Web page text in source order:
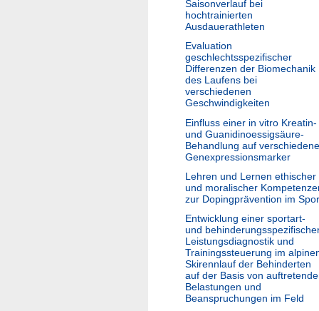
Saisonverlauf bei
hochtrainierten
Ausdauerathleten
Evaluation
geschlechtsspezifischer
Differenzen der Biomechanik
des Laufens bei
verschiedenen
Geschwindigkeiten
Einfluss einer in vitro Kreatin-
und Guanidinoessigsäure-
Behandlung auf verschiedene
Genexpressionsmarker
Lehren und Lernen ethischer
und moralischer
zur Dopingprävention im
Entwicklung einer sportart-
und
Leistungsdiagnostik und
Trainingssteuerung im
Skirennlauf der Behinderten
auf der Basis von
Belastungen und
Beanspruchungen im Feld